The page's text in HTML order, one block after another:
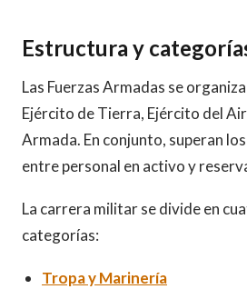
Estructura y
Las Fuerzas Armadas se
Ejército de Tierra, Ejército del
Armada. En conjunto, superan
entre personal en activo y
La carrera militar se divide en
categorías:
Tropa y Marinería